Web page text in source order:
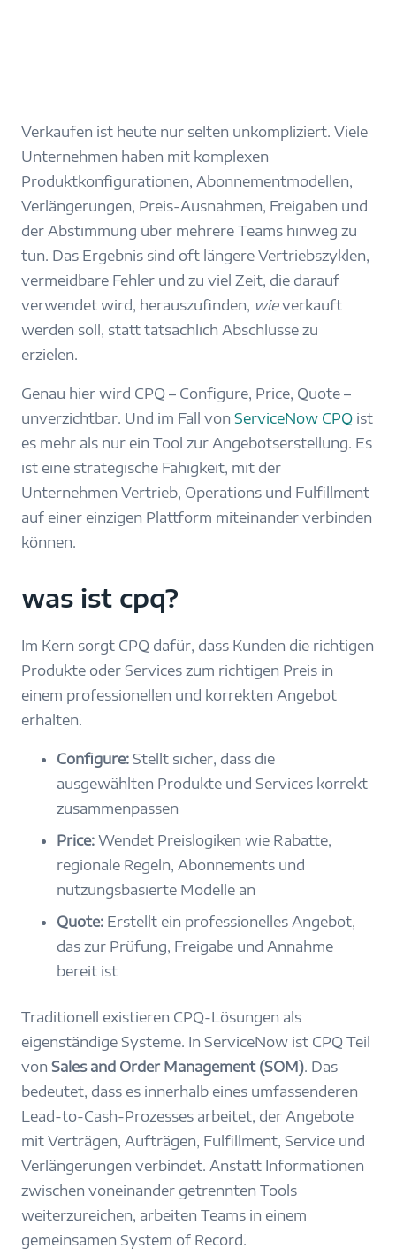
Verkaufen ist heute nur selten unkompliziert. Viele
Unternehmen haben mit komplexen
Produktkonfigurationen, Abonnementmodellen,
Verlängerungen, Preis-Ausnahmen, Freigaben und
der Abstimmung über mehrere Teams hinweg zu
tun. Das Ergebnis sind oft längere Vertriebszyklen,
vermeidbare Fehler und zu viel Zeit, die darauf
verwendet wird, herauszufinden, wieverkauft
werden soll, statt tatsächlich Abschlüsse zu
erzielen.
Genau hier wird CPQ – Configure, Price, Quote –
unverzichtbar. Und im Fall von ServiceNow CPQ ist
es mehr als nur ein Tool zur Angebotserstellung. Es
ist eine strategische Fähigkeit, mit der
Unternehmen Vertrieb, Operations und Fulfillment
auf einer einzigen Plattform miteinander verbinden
können.
was ist cpq?
Im Kern sorgt CPQ dafür, dass Kunden die richtigen
Produkte oder Services zum richtigen Preis in
einem professionellen und korrekten Angebot
erhalten.
Configure: Stellt sicher, dass die
ausgewählten Produkte und Services korrekt
zusammenpassen
Price: Wendet Preislogiken wie Rabatte,
regionale Regeln, Abonnements und
nutzungsbasierte Modelle an
Quote: Erstellt ein professionelles Angebot,
das zur Prüfung, Freigabe und Annahme
bereit ist
Traditionell existieren CPQ-Lösungen als
eigenständige Systeme. In ServiceNow ist CPQ Teil
von Sales and Order Management (SOM). Das
bedeutet, dass es innerhalb eines umfassenderen
Lead-to-Cash-Prozesses arbeitet, der Angebote
mit Verträgen, Aufträgen, Fulfillment, Service und
Verlängerungen verbindet. Anstatt Informationen
zwischen voneinander getrennten Tools
weiterzureichen, arbeiten Teams in einem
gemeinsamen System of Record.